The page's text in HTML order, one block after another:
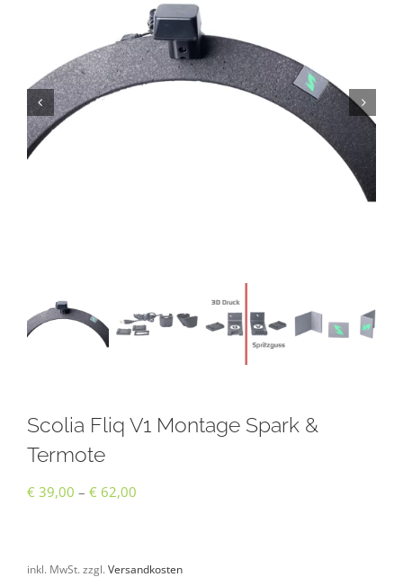
Scolia Fliq V1 Montage Spark &
Termote
€ 39,00 – € 62,00
€ 62,00
inkl. MwSt. zzgl. Versandkosten